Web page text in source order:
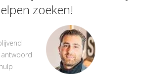
zoeken!
antwoord